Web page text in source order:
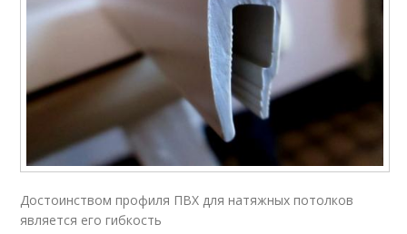
Достоинством профиля ПВХ для натяжных потолков
является его гибкость